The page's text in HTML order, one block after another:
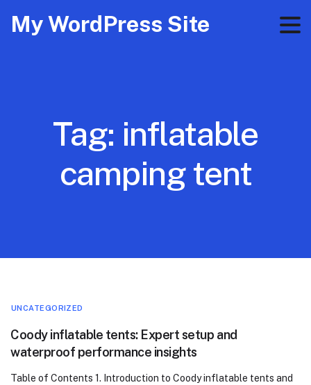
My WordPress Site
Tag: inflatable
camping tent
UNCATEGORIZED
Coody inflatable tents: Expert setup and
waterproof performance insights
Table of Contents 1. Introduction to Coody inflatable tents and